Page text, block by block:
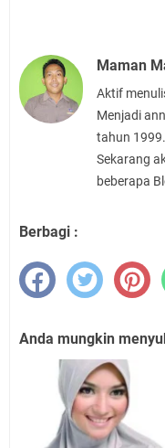
Maman
Aktif
Menjadi
tahun
Sekarang
beberapa
Berbagi :
Anda mungkin